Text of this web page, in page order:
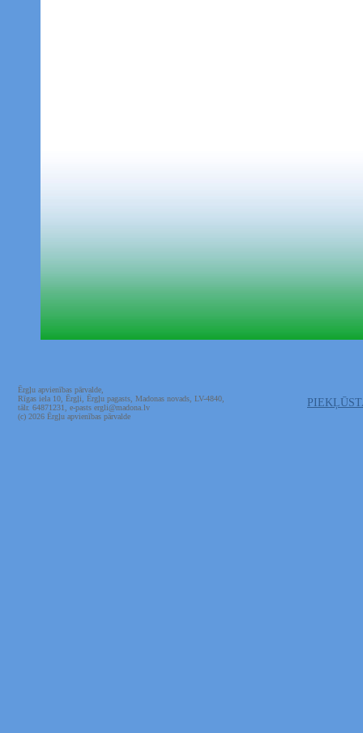
Ērgļu apvienības pārvalde,
Rīgas iela 10, Ērgļi, Ērgļu pagasts, Madonas novads, LV-4840,
tālr. 64871231, e-pasts ergli@madona.lv
(c) 2026 Ērgļu apvienības pārvalde